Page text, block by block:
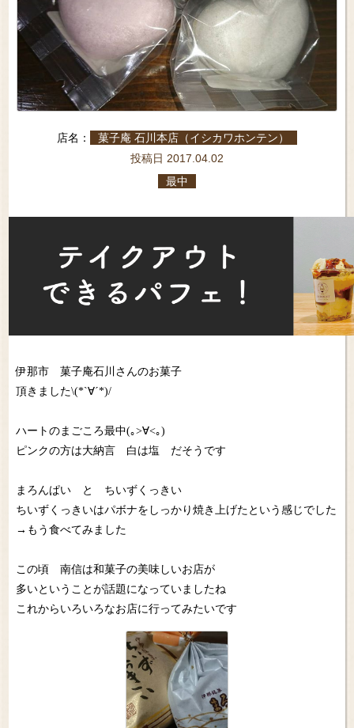
店名： 菓子庵 石川本店（イシカワホンテン）
投稿日 2017.04.02
最中
伊那市 菓子庵石川さんのお菓子
頂きました\(*`∀´*)/
ハートのまごころ最中(｡>∀<｡)
ピンクの方は大納言 白は塩 だそうです
まろんぱい と ちいずくっきい
ちいずくっきいはパボナをしっかり焼き上げたという感じでした
→もう食べてみました
この頃 南信は和菓子の美味しいお店が
多いということが話題になっていましたね
これからいろいろなお店に行ってみたいです